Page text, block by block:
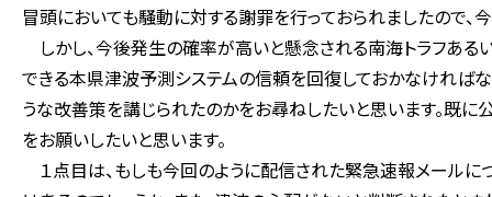
冒頭においても騒動に対する謝罪を行っておられましたので、
しかし、今後発生の確率が高いと懸念される南海トラフある
できる本県津波予測システムの信頼を回復しておかなければ
うな改善策を講じられたのかをお尋ねしたいと思います。既に
をお願いしたいと思います。
１点目は、もしも今回のように配信された緊急速報メール